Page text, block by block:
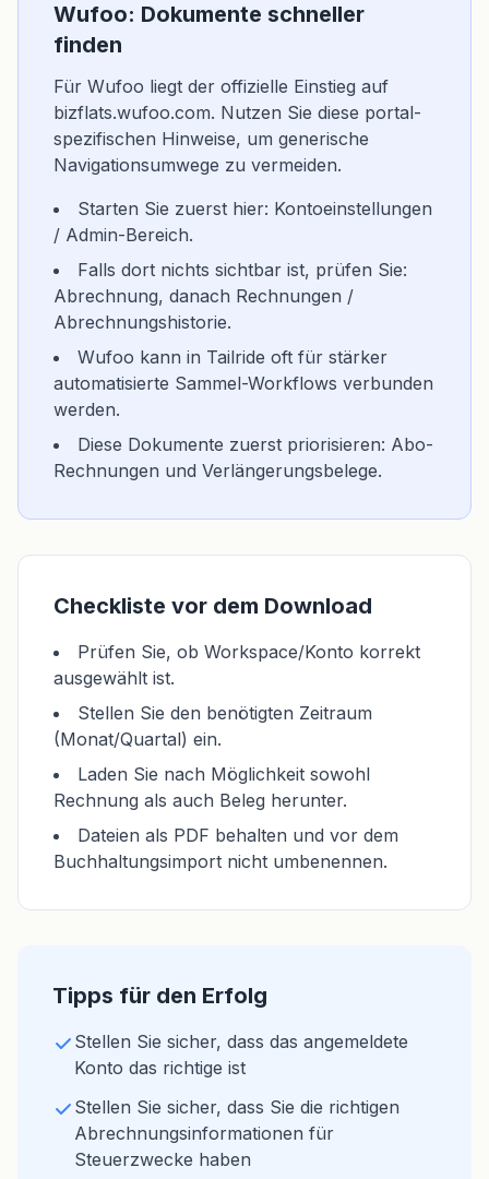
Wufoo: Dokumente schneller
finden
Für Wufoo liegt der offizielle Einstieg auf
bizflats.wufoo.com. Nutzen Sie diese portal-
spezifischen Hinweise, um generische
Navigationsumwege zu vermeiden.
Starten Sie zuerst hier: Kontoeinstellungen
/ Admin-Bereich.
Falls dort nichts sichtbar ist, prüfen Sie:
Abrechnung, danach Rechnungen /
Abrechnungshistorie.
Wufoo kann in Tailride oft für stärker
automatisierte Sammel-Workflows verbunden
werden.
Diese Dokumente zuerst priorisieren: Abo-
Rechnungen und Verlängerungsbelege.
Checkliste vor dem Download
Prüfen Sie, ob Workspace/Konto korrekt
ausgewählt ist.
Stellen Sie den benötigten Zeitraum
(Monat/Quartal) ein.
Laden Sie nach Möglichkeit sowohl
Rechnung als auch Beleg herunter.
Dateien als PDF behalten und vor dem
Buchhaltungsimport nicht umbenennen.
Tipps für den Erfolg
Stellen Sie sicher, dass das angemeldete
Konto das richtige ist
Stellen Sie sicher, dass Sie die richtigen
Abrechnungsinformationen für
Steuerzwecke haben